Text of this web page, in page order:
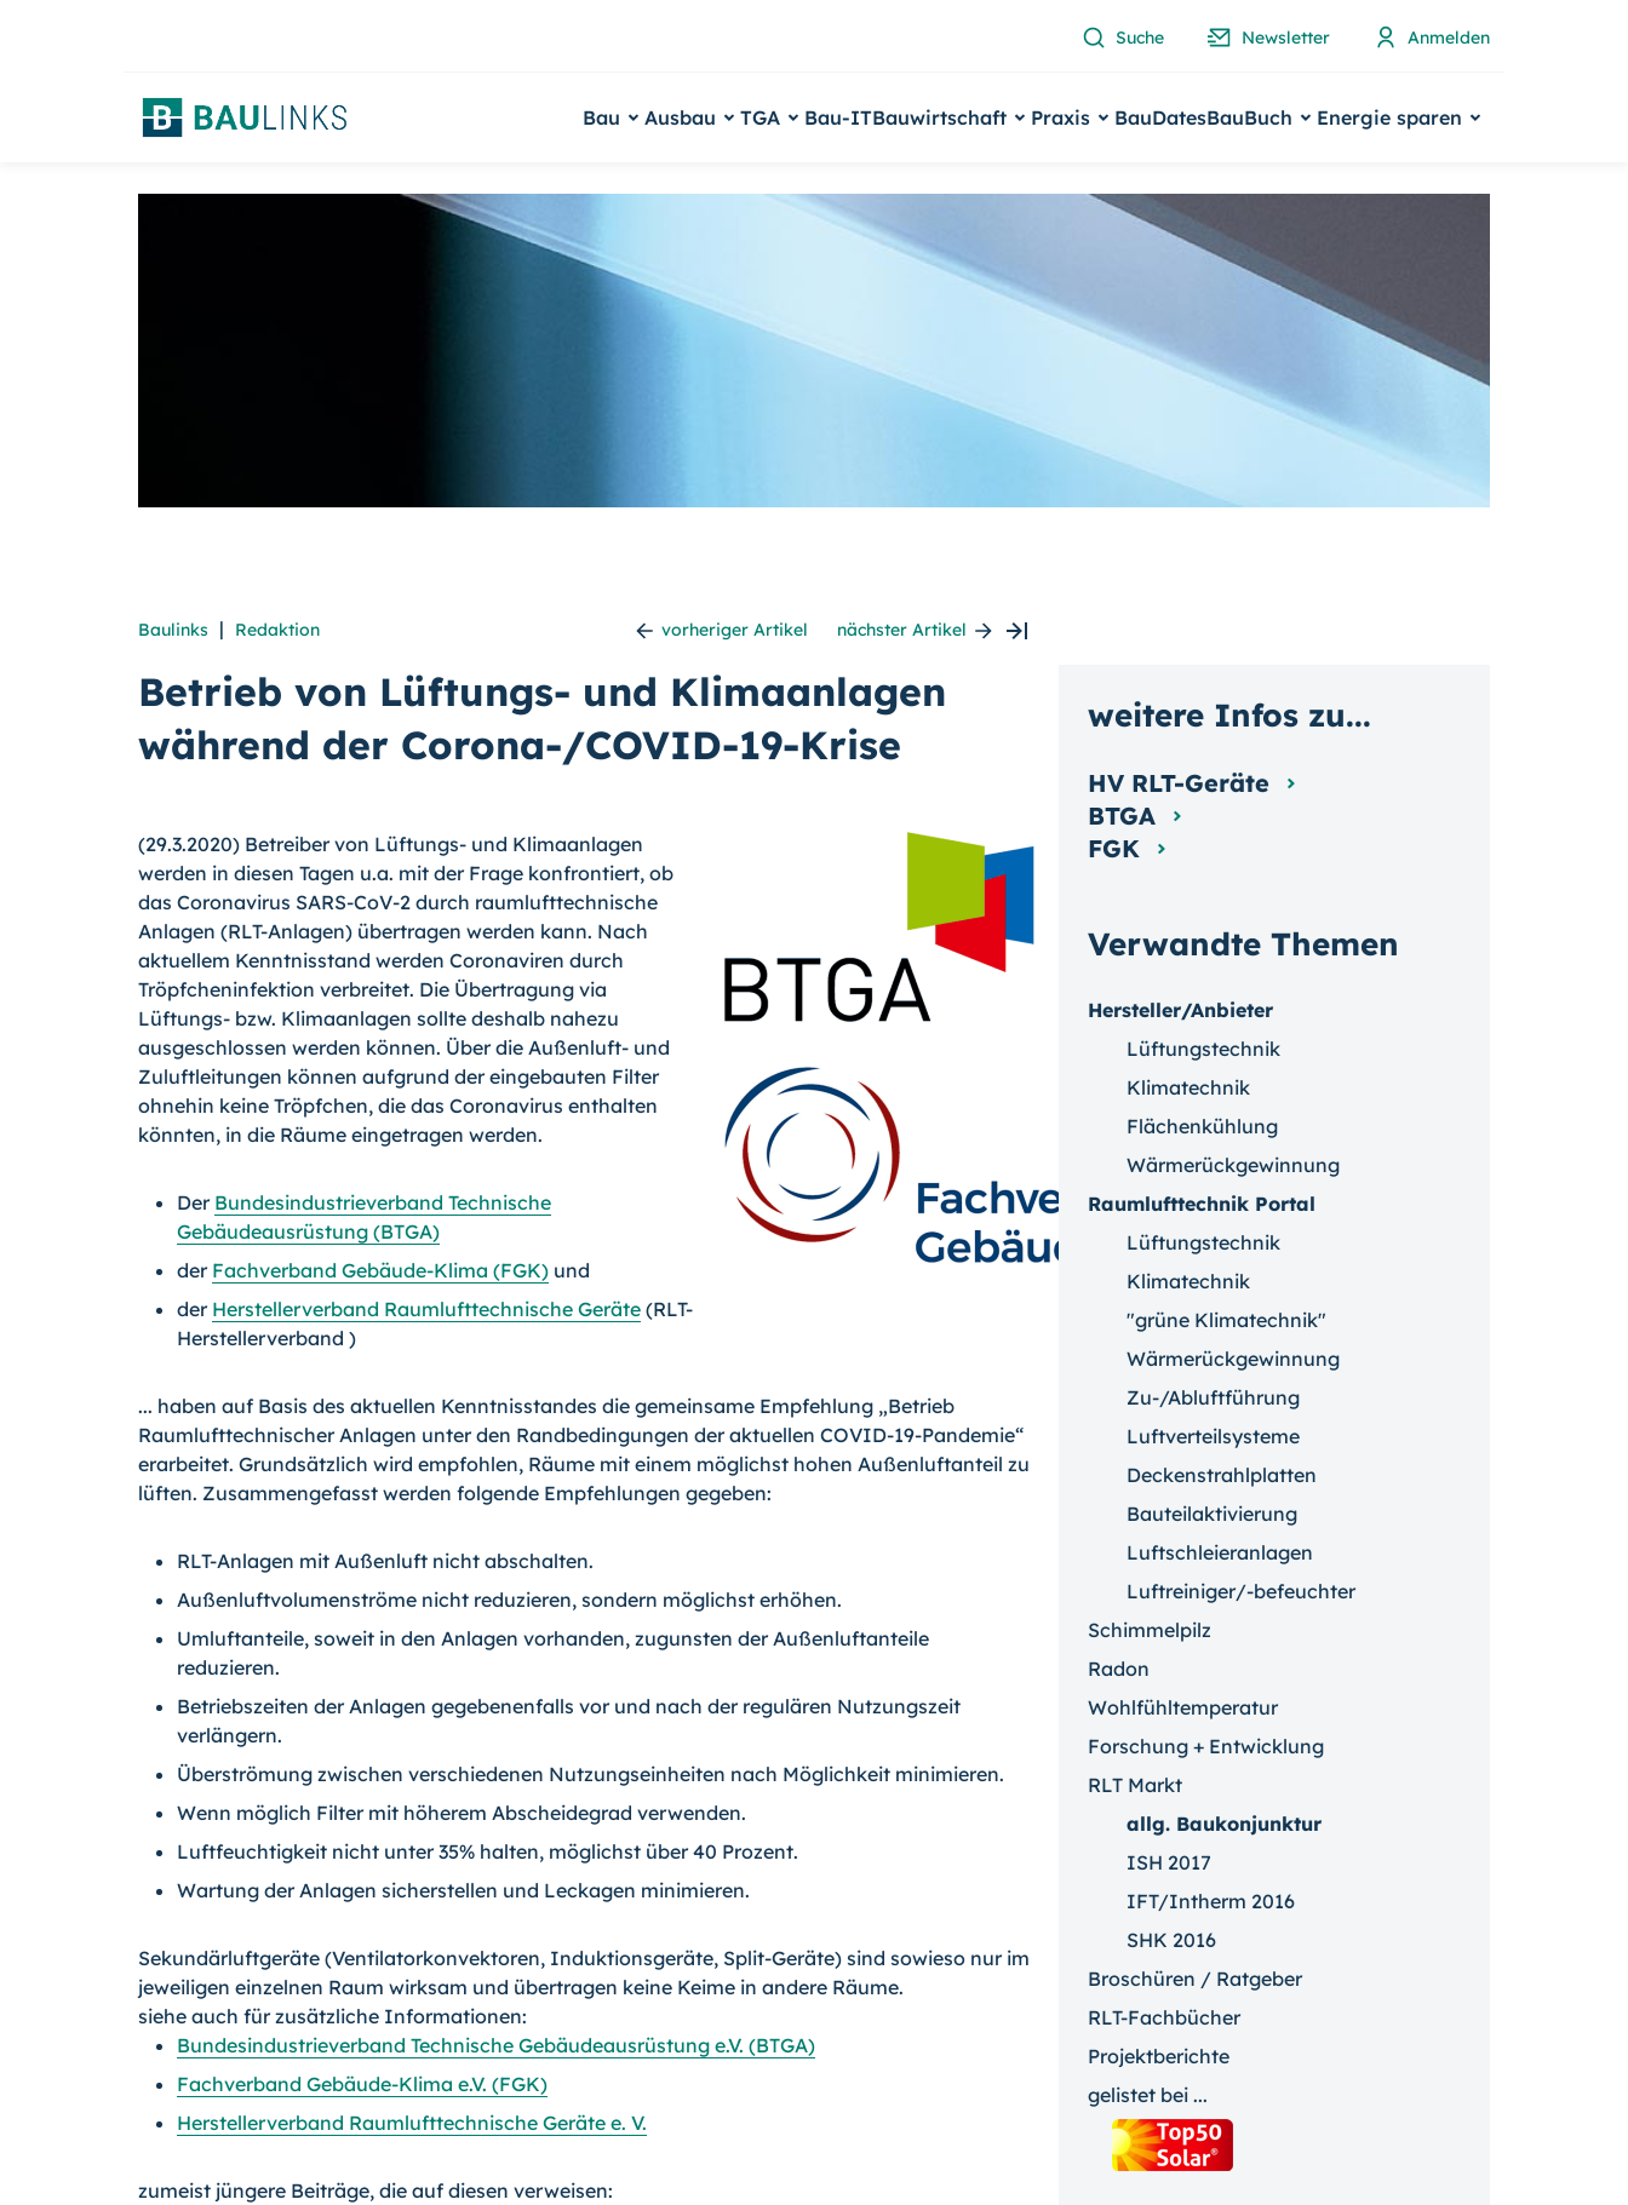
Suche Newsletter Anmelden
Bau Ausbau TGA Bau-ITBauwirtschaft Praxis BauDatesBauBuch Energie sparen
Baulinks | Redaktion vorheriger Artikel nächster Artikel
Betrieb von Lüftungs- und Klimaanlagen
während der Corona-/COVID-19-Krise
(29.3.2020) Betreiber von Lüftungs- und Klimaanlagen
werden in diesen Tagen u.a. mit der Frage konfrontiert, ob
das Coronavirus SARS-CoV-2 durch raumlufttechnische
Anlagen (RLT-Anlagen) übertragen werden kann. Nach
aktuellem Kenntnisstand werden Coronaviren durch
Tröpfcheninfektion verbreitet. Die Übertragung via
Lüftungs- bzw. Klimaanlagen sollte deshalb nahezu
ausgeschlossen werden können. Über die Außenluft- und
Zuluftleitungen können aufgrund der eingebauten Filter
ohnehin keine Tröpfchen, die das Coronavirus enthalten
könnten, in die Räume eingetragen werden.
Der Bundesindustrieverband Technische
Gebäudeausrüstung (BTGA)
der Fachverband Gebäude-Klima (FGK) und
der Herstellerverband Raumlufttechnische Geräte (RLT-
Herstellerverband )
... haben auf Basis des aktuellen Kenntnisstandes die gemeinsame Empfehlung „Betrieb
Raumlufttechnischer Anlagen unter den Randbedingungen der aktuellen COVID-19-Pandemie“
erarbeitet. Grundsätzlich wird empfohlen, Räume mit einem möglichst hohen Außenluftanteil zu
lüften. Zusammengefasst werden folgende Empfehlungen gegeben:
RLT-Anlagen mit Außenluft nicht abschalten.
Außenluftvolumenströme nicht reduzieren, sondern möglichst erhöhen.
Umluftanteile, soweit in den Anlagen vorhanden, zugunsten der Außenluftanteile
reduzieren.
Betriebszeiten der Anlagen gegebenenfalls vor und nach der regulären Nutzungszeit
verlängern.
Überströmung zwischen verschiedenen Nutzungseinheiten nach Möglichkeit minimieren.
Wenn möglich Filter mit höherem Abscheidegrad verwenden.
Luftfeuchtigkeit nicht unter 35% halten, möglichst über 40 Prozent.
Wartung der Anlagen sicherstellen und Leckagen minimieren.
Sekundärluftgeräte (Ventilatorkonvektoren, Induktionsgeräte, Split-Geräte) sind sowieso nur im
jeweiligen einzelnen Raum wirksam und übertragen keine Keime in andere Räume.
siehe auch für zusätzliche Informationen:
Bundesindustrieverband Technische Gebäudeausrüstung e.V. (BTGA)
Fachverband Gebäude-Klima e.V. (FGK)
Herstellerverband Raumlufttechnische Geräte e. V.
zumeist jüngere Beiträge, die auf diesen verweisen:
Verwandte Themen
Hersteller/Anbieter
Lüftungstechnik
Klimatechnik
Flächenkühlung
Wärmerückgewinnung
Raumlufttechnik Portal
Lüftungstechnik
Klimatechnik
"grüne Klimatechnik"
Wärmerückgewinnung
Zu-/Abluftführung
Luftverteilsysteme
Deckenstrahlplatten
Bauteilaktivierung
Luftschleieranlagen
Luftreiniger/-befeuchter
Schimmelpilz
Radon
Wohlfühltemperatur
Forschung + Entwicklung
RLT Markt
allg. Baukonjunktur
ISH 2017
IFT/Intherm 2016
SHK 2016
Broschüren / Ratgeber
RLT-Fachbücher
Projektberichte
gelistet bei ...
weitere Infos zu...
HV RLT-Geräte
BTGA
FGK